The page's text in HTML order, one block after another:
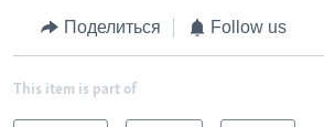
Поделиться Follow us
This item is part of